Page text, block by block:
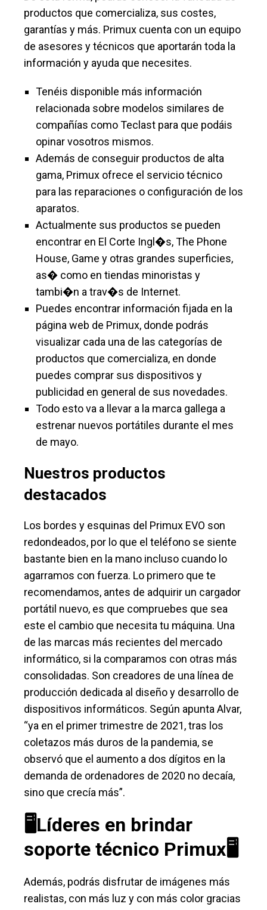
productos que comercializa, sus costes,
garantías y más. Primux cuenta con un equipo
de asesores y técnicos que aportarán toda la
información y ayuda que necesites.
Tenéis disponible más información
relacionada sobre modelos similares de
compañías como Teclast para que podáis
opinar vosotros mismos.
Además de conseguir productos de alta
gama, Primux ofrece el servicio técnico
para las reparaciones o configuración de los
aparatos.
Actualmente sus productos se pueden
encontrar en El Corte Ingl�s, The Phone
House, Game y otras grandes superficies,
as� como en tiendas minoristas y
tambi�n a trav�s de Internet.
Puedes encontrar información fijada en la
página web de Primux, donde podrás
visualizar cada una de las categorías de
productos que comercializa, en donde
puedes comprar sus dispositivos y
publicidad en general de sus novedades.
Todo esto va a llevar a la marca gallega a
estrenar nuevos portátiles durante el mes
de mayo.
Nuestros productos
destacados
Los bordes y esquinas del Primux EVO son
redondeados, por lo que el teléfono se siente
bastante bien en la mano incluso cuando lo
agarramos con fuerza. Lo primero que te
recomendamos, antes de adquirir un cargador
portátil nuevo, es que compruebes que sea
este el cambio que necesita tu máquina. Una
de las marcas más recientes del mercado
informático, si la comparamos con otras más
consolidadas. Son creadores de una línea de
producción dedicada al diseño y desarrollo de
dispositivos informáticos. Según apunta Alvar,
“ya en el primer trimestre de 2021, tras los
coletazos más duros de la pandemia, se
observó que el aumento a dos dígitos en la
demanda de ordenadores de 2020 no decaía,
sino que crecía más”.
🖥️Líderes en brindar
soporte técnico Primux🖥️
Además, podrás disfrutar de imágenes más
realistas, con más luz y con más color gracias